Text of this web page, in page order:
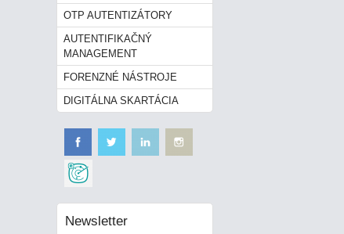
OTP AUTENTIZÁTORY
AUTENTIFIKAČNÝ
MANAGEMENT
FORENZNÉ NÁSTROJE
DIGITÁLNA SKARTÁCIA
Newsletter